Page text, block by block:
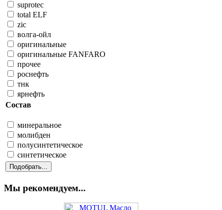
suprotec
total ELF
zic
волга-ойл
оригинальные
оригинальные FANFARO
прочее
роснефть
тнк
ярнефть
Состав
минеральное
молибден
полусинтетическое
синтетическое
Мы рекомендуем...